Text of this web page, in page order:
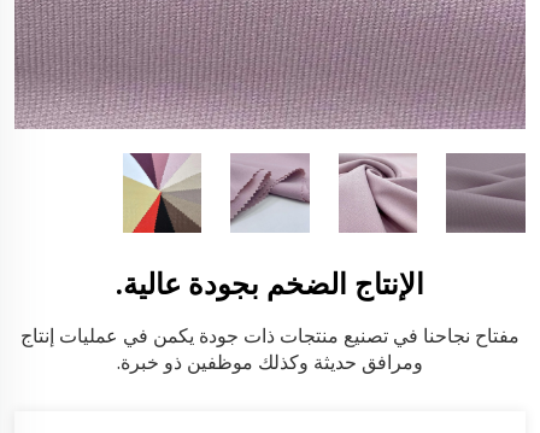
الإنتاج الضخم بجودة عالية.
مفتاح نجاحنا في تصنيع منتجات ذات جودة يكمن في عمليات إنتاج
ومرافق حديثة وكذلك موظفين ذو خبرة.